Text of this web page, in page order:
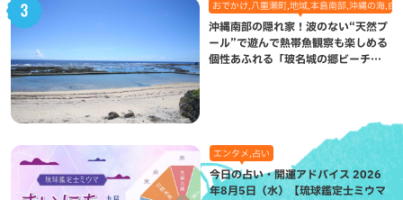
おでかけ,八重瀬町,地域,本島南部,沖縄の海,自
沖縄南部の隠れ家！波のない“天然プ
ール”で遊んで熱帯魚観察も楽しめる
個性あふれる「玻名城の郷ビーチ」
エンタメ,占い
今日の占い・開運アドバイス 2026
年8月5日（水）【琉球鑑定士ミウマ